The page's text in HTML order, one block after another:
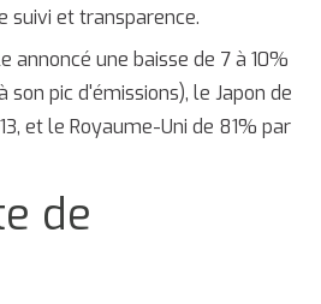
suivi et transparence.
annoncé une baisse de 7 à 10%
pic d'émissions), le Japon de
et le Royaume-Uni de 81% par
de